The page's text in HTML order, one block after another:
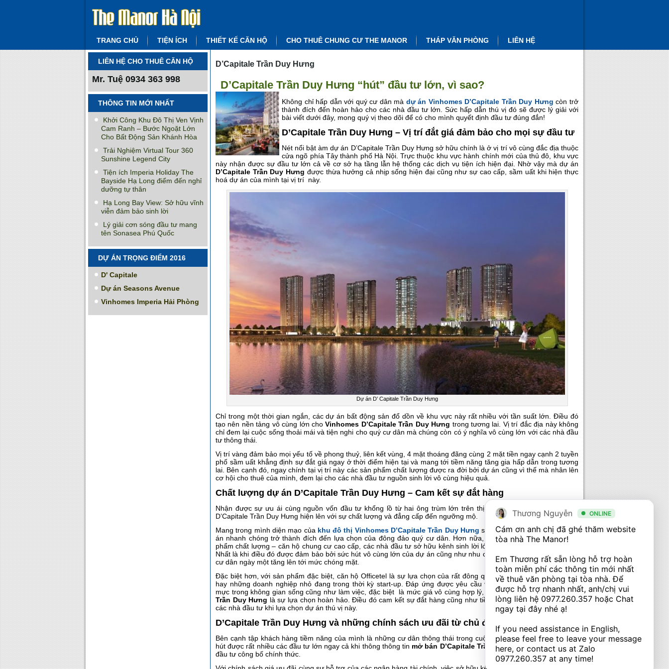
TRANG CHỦ TIỆN ÍCH THIẾT KẾ CĂN HỘ CHO THUÊ CHUNG CƯ THE MANOR THÁP VĂN PHÒNG LIÊN HỆ
LIÊN HỆ CHO THUÊ CĂN HỘ
Mr. Tuệ 0934 363 998
THÔNG TIN MỚI NHẤT
Khởi Công Khu Đô Thị Ven Vịnh
Cam Ranh – Bước Ngoặt Lớn
Cho Bất Động Sản Khánh Hòa
Trải Nghiệm Virtual Tour 360
Sunshine Legend City
Tiện ích Imperia Holiday The
Bayside Hạ Long điểm đến nghỉ
dưỡng tự thân
Hạ Long Bay View: Sở hữu vĩnh
viễn đảm bảo sinh lời
Lý giải cơn sóng đầu tư mang
tên Sonasea Phú Quốc
DỰ ÁN TRỌNG ĐIỂM 2016
D' Capitale
Dự án Seasons Avenue
Vinhomes Imperia Hải Phòng
D’Capitale Trần Duy Hưng
D’Capitale Trần Duy Hưng “hút” đầu tư lớn, vì sao?
Không chỉ hấp dẫn với quý cư dân mà dự án Vinhomes D’Capitale Trần Duy Hưng còn trở
thành đích đến hoàn hảo cho các nhà đầu tư lớn. Sức hấp dẫn thú vị đó sẽ được lý giải với
bài viết dưới đây, mong quý vị theo dõi để có cho mình quyết định đầu tư đúng đắn!
D’Capitale Trần Duy Hưng – Vị trí đắt giá đảm bảo cho mọi sự đầu tư
Nét nổi bật àm dự án D’Capitale Trần Duy Hưng sở hữu chính là ở vị trí vô cùng đắc địa thuộc
cửa ngõ phía Tây thành phố Hà Nội. Trực thuộc khu vực hành chính mới của thủ đô, khu vực
này nhận được sự đầu tư lớn cả về cơ sở hạ tầng lẫn hệ thống các dịch vụ tiện ích hiện đại. Nhờ vậy mà dự án
D’Capitale Trần Duy Hưng được thừa hưởng cả nhịp sống hiện đại cũng như sự cao cấp, sầm uất khi hiện thực
hoá dự án của mình tại vị trí này.
Dự án D’ Capitale Trần Duy Hưng
Chỉ trong một thời gian ngắn, các dự án bất động sản đổ dồn về khu vực này rất nhiều với tần suất lớn. Điều đó
tạo nên nền tảng vô cùng lớn choVinhomes D’Capitale Trần Duy Hưng trong tương lai. Vị trí đắc địa này không
chỉ đem lại cuộc sống thoải mái và tiện nghi cho quý cư dân mà chúng còn có ý nghĩa vô cùng lớn với các nhà đầu
tư thông thái.
Vị trí vàng đảm bảo mọi yếu tố về phong thuỷ, liên kết vùng, 4 mặt thoáng đãng cùng 2 mặt tiền ngay cạnh 2 tuyền
phố sầm uất khẳng định sự đắt giá ngay ở thời điểm hiện tại và mang tới tiềm năng tăng gia hấp dẫn trong tương
lai. Bên cạnh đó, ngay chính tại vị trí này các sản phẩm chất lượng được ra đời bởi dự án cũng vì thế mà nhân lên
cơ hội cho thuê của mình, đem lại cho các nhà đầu tư nguồn sinh lời vô cùng hiệu quả.
Chất lượng dự án D’Capitale Trần Duy Hưng – Cam kết sự đắt hàng
Nhận được sự ưu ái cùng nguồn vốn đầu tư khổng lồ từ hai ông trùm lớn trên thị trường bất động sản, dự án
D’Capitale Trần Duy Hưng hiện lên với sự chất lượng và đẳng cấp đến ngưỡng mộ.
Mang trong mình diện mạo của khu đô thị Vinhomes D’Capitale Trần Duy Hưng sầm uất, hiện đại bậc nhất, dự
án nhanh chóng trở thành đích đến lựa chọn của đông đảo quý cư dân. Hơn nữa, với sự phân phối những sản
phẩm chất lượng – căn hộ chung cư cao cấp, các nhà đầu tư sở hữu kênh sinh lời lớn với bất động sản cho thuê.
Nhất là khi điều đó được đảm bảo bởi sức hút vô cùng lớn của dự án cũng như nhu cầu an cư, sống sang của quý
cư dân ngày một tăng lên tới mức chóng mặt.
Đặc biệt hơn, với sản phẩm đặc biệt, căn hộ Officetel là sự lựa chọn của rất đông quý khách hàng yêu công việc
hay những doanh nghiệp nhỏ đang trong thời kỳ start-up. Đáp ứng được yêu cầu về sự hiện đại, những chuẩn
mực trong không gian sống cũng như làm việc, đặc biệt là mức giá vô cùng hợp lý, dự ánVinhomes D’Capitale
Trần Duy Hưng là sự lựa chọn hoàn hảo. Điều đó cam kết sự đắt hàng cũng như tiềm năng sinh lời hấp dẫn cho
các nhà đầu tư khi lựa chọn dự án thú vị này.
D’Capitale Trần Duy Hưng và những chính sách ưu đãi từ chủ đầu tư
Bên cạnh tập khách hàng tiềm năng của mình là những cư dân thông thái trong cuộc sống an cư, dự án còn thu
hút được rất nhiều các đầu tư lớn ngay cả khi thông thông tin mở bán D’Capitale Trần Duy Hưngchưa được chủ
đầu tư công bố chính thức.
Thương Nguyễn ONLINE
Cám ơn anh chị đã ghé thăm website
tòa nhà The Manor!
Em Thương rất sẵn lòng hỗ trợ hoàn
toàn miễn phí các thông tin mới nhất
về thuê văn phòng tại tòa nhà. Để
được hỗ trợ nhanh nhất, anh/chị vui
lòng liên hệ 0977.260.357 hoặc Chat
ngay tại đây nhé ạ!
If you need assistance in English,
please feel free to leave your message
0977.260.357 at any time!